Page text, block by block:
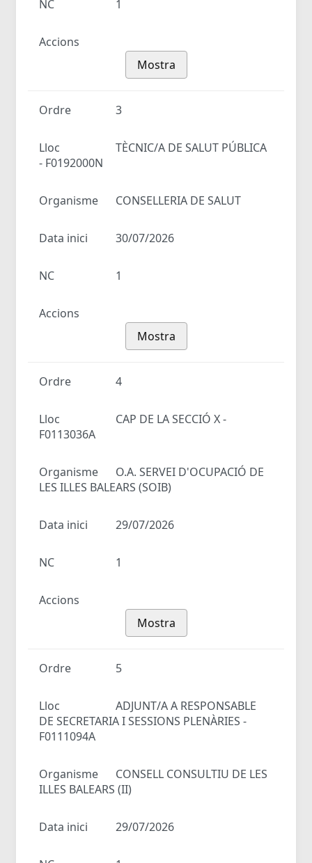
NC 1
Accions
Mostra
Ordre 3
Lloc
TÈCNIC/A DE SALUT PÚBLICA
- F0192000N
Organisme CONSELLERIA DE SALUT
Data inici 30/07/2026
NC 1
Accions
Mostra
Ordre 4
Lloc
CAP DE LA SECCIÓ X -
F0113036A
Organisme
O.A. SERVEI D'OCUPACIÓ DE
LES ILLES BALEARS (SOIB)
Data inici 29/07/2026
NC 1
Accions
Mostra
Ordre 5
Lloc
ADJUNT/A A RESPONSABLE
DE SECRETARIA I SESSIONS PLENÀRIES -
F0111094A
Organisme
CONSELL CONSULTIU DE LES
ILLES BALEARS (II)
Data inici 29/07/2026